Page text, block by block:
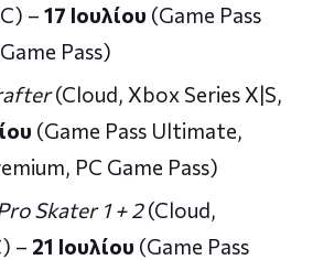
– 17 Ιουλίου (Game Pass
Pass)
(Cloud, Xbox Series X|S,
(Game Pass Ultimate,
PC Game Pass)
Skater 1 + 2(Cloud,
– 21 Ιουλίου (Game Pass